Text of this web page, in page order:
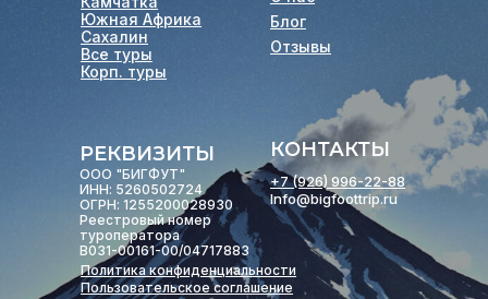
Южная Африка
Сахалин
Все туры
Корп. туры
Блог
Отзывы
Пользовательское соглашение
Политика конфиденциальности
КОНТАКТЫ
+7 (926) 996-22-88
РЕКВИЗИТЫ
ООО "БИГФУТ"
ИНН: 5260502724
ОГРН: 1255200028930
Реестровый номер
туроператора
В031-00161-00/04717883
Info@bigfoottrip.ru